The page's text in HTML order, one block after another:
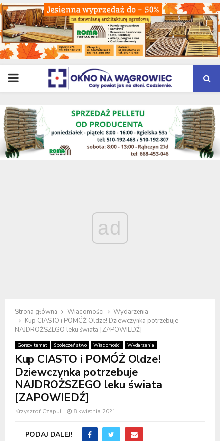
PRIMARY
MENU
ad
Strona główna Wiadomości
Wydarzenia
Kup CIASTO i POMÓŻ Oldze! Dziewczynka potrzebuje
NAJDROŻSZEGO leku świata [ZAPOWIEDŹ]
Gorący temat Społeczeństwo Wiadomości Wydarzenia
Kup CIASTO i POMÓŻ Oldze!
Dziewczynka potrzebuje
NAJDROŻSZEGO leku świata
[ZAPOWIEDŹ]
Krzysztof Czapul 8 kwietnia 2021
PODAJ DALEJ!